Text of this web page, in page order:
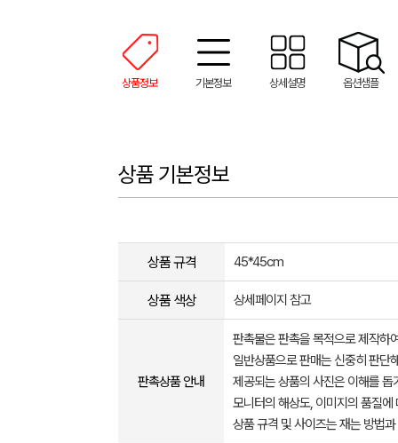
상품정보 기본정보 상세설명 옵션샘플
상품 기본정보
상품 규격 45*45cm
상품 색상 상세페이지 참고
판촉상품 안내
판촉물은 판촉을 목적으로 제작하
일반상품으로 판매는 신중히 판단
제공되는 상품의 사진은 이해를
모니터의 해상도, 이미지의 품질
상품 규격 및 사이즈는 재는 방법